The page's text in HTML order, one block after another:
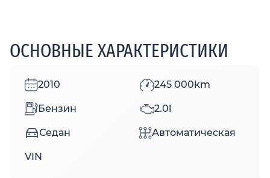
ОСНОВНЫЕ ХАРАКТЕРИСТИКИ
2010 245 000km
Бензин 2.0l
Седан Автоматическая
VIN